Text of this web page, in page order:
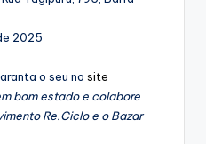
2025
o seu no site
bom estado e colabore
Re.Ciclo e o Bazar